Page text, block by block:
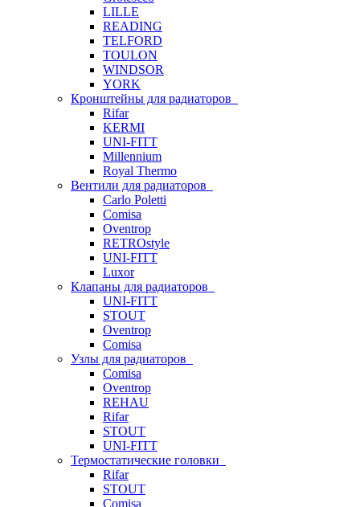
LILLE
READING
TELFORD
TOULON
WINDSOR
YORK
Кронштейны для радиаторов
Rifar
KERMI
UNI-FITT
Millennium
Royal Thermo
Вентили для радиаторов
Carlo Poletti
Comisa
Oventrop
RETROstyle
UNI-FITT
Luxor
Клапаны для радиаторов
UNI-FITT
STOUT
Oventrop
Comisa
Узлы для радиаторов
Comisa
Oventrop
REHAU
Rifar
STOUT
UNI-FITT
Термостатические головки
Rifar
STOUT
Comisa